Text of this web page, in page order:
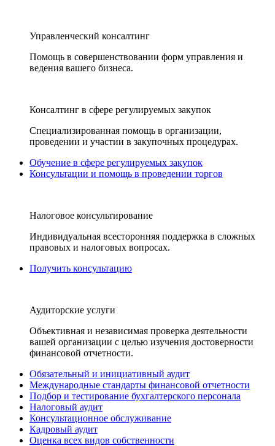
Управленческий консалтинг
Помощь в совершенствовании форм управления и
ведения вашего бизнеса.
Консалтинг в сфере регулируемых закупок
Специализированная помощь в организации,
проведении и участии в закупочных процедурах.
Обучение в сфере регулируемых закупок
Консультации и помощь в проведении торгов
Налоговое консультирование
Индивидуальная всесторонняя поддержка в сложных
правовых и налоговых вопросах.
Получить консультацию
Аудиторские услуги
Объективная и независимая проверка деятельности
вашей организации с целью изучения достоверности
финансовой отчетности.
Обязательный и инициативный аудит
Международные стандарты финансовой отчетности
Подбор и тестирование бухгалтерского персонала
Налоговый аудит
Консультационное обслуживание
Кадровый аудит
Оценка всех видов собственности